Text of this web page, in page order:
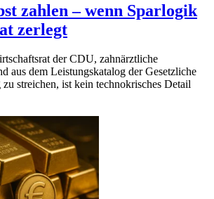
zahlen – wenn Sparlogik
zerlegt
der CDU, zahnärztliche
aus dem Leistungskatalog der Gesetzliche
streichen, ist kein technokrisches Detail